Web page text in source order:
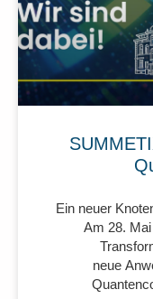
Ein neuer
Am 28.
neue